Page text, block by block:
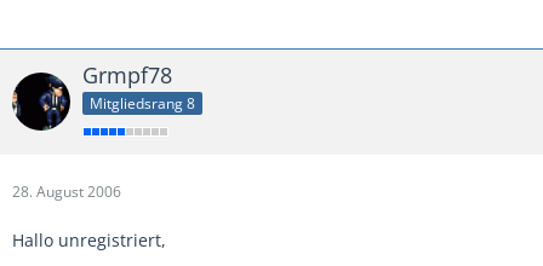
Grmpf78
Mitgliedsrang 8
28. August 2006
Hallo unregistriert,